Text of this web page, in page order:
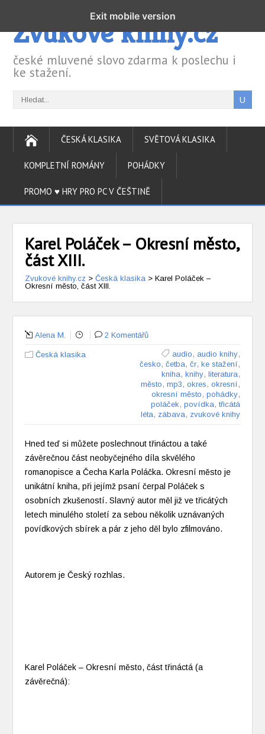
Zvukové knihy.cz
české mluvené slovo zdarma k poslechu i
ke stažení.
ČESKÁ KLASIKA SVĚTOVÁ KLASIKA
KOMPLETNÍ ROMÁNY POHÁDKY
PROMO ♥ HRY PRO PC V ČEŠTINĚ
Karel Poláček – Okresní město,
část XIII.
Zvukové knihy.cz >Česká klasika >Karel Poláček –
Okresní město, část XIII.
Alena M. 2 Komentářů
Česká klasika audio , audio knihy,
česko , četba, čr, ke stažení ,
kniha, knihy, literatura,
město , mp3 , okres , okresní ,
okresní město , pohádky,
poláček, povídka, třicátá
léta, zábava, zvukové knihy
Hned teď si můžete poslechnout třináctou a také
závěrečnou část neobyčejného díla skvělého
romanopisce a Čecha Karla Poláčka. Okresní město je
unikátní kniha, při jejímž psaní čerpal Poláček s
osobních zkušeností. Slavný autor měl již ve třicátých
letech minulého století za sebou několik uznávaných
povídkových sbírek a pár z jeho děl bylo zfilmováno.
Autorem je Český rozhlas.
Karel Poláček – Okresní město, část třináctá (a
závěrečná):
Exit mobile version